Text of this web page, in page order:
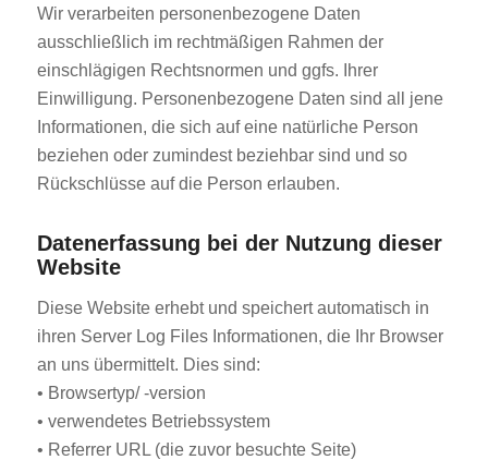
Wir verarbeiten personenbezogene Daten
ausschließlich im rechtmäßigen Rahmen der
einschlägigen Rechtsnormen und ggfs. Ihrer
Einwilligung. Personenbezogene Daten sind all jene
Informationen, die sich auf eine natürliche Person
beziehen oder zumindest beziehbar sind und so
Rückschlüsse auf die Person erlauben.
Datenerfassung bei der Nutzung dieser
Website
Diese Website erhebt und speichert automatisch in
ihren Server Log Files Informationen, die Ihr Browser
an uns übermittelt. Dies sind:
• Browsertyp/ -version
• verwendetes Betriebssystem
• Referrer URL (die zuvor besuchte Seite)